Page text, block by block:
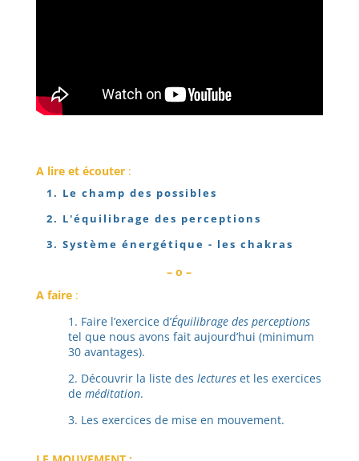
A lire et écouter :
1. Le champ des possibles
2. L'équilibrage des perceptions
3. Système énergétique - les chakras
– o –
A faire :
1. Faire l’exercice d’Équilibrage des perceptions
tel que nous avons fait aujourd’hui (minimum
30 avantages).
2. Découvrir la liste des lectureset les exercices
de méditation.
3. Les exercices de mise en mouvement.